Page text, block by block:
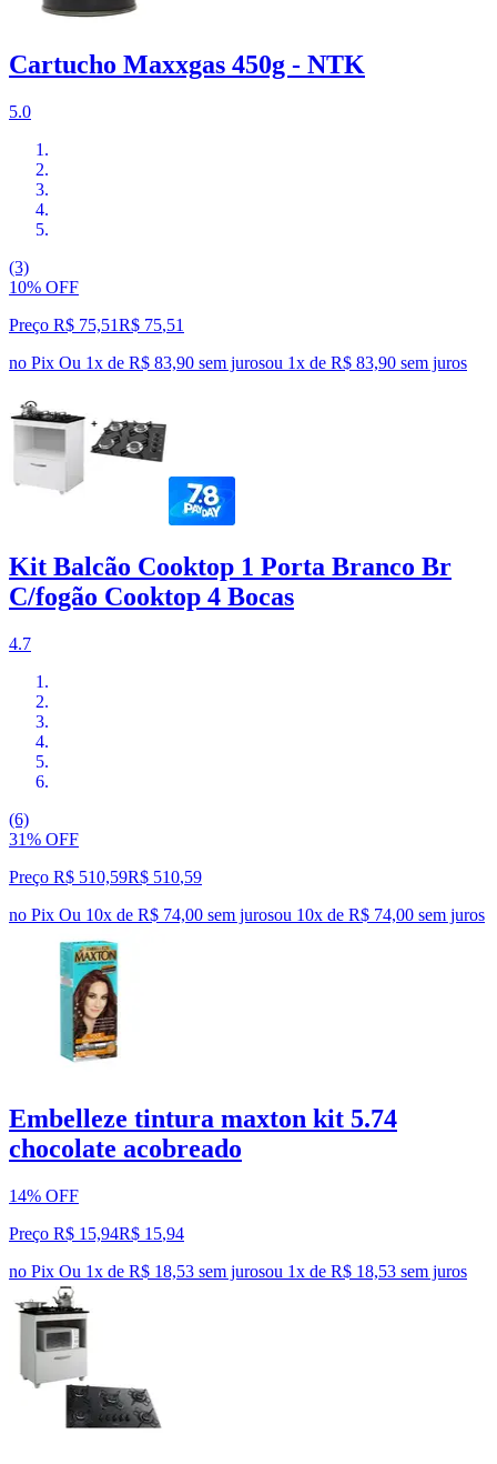
Cartucho Maxxgas 450g - NTK
5.0
(3)
10% OFF
Preço R$ 75,51R$ 75,51
no Pix Ou 1x de R$ 83,90 sem jurosou 1x de R$ 83,90 sem juros
Kit Balcão Cooktop 1 Porta Branco Br
C/fogão Cooktop 4 Bocas
4.7
(6)
31% OFF
Preço R$ 510,59R$ 510,59
no Pix Ou 10x de R$ 74,00 sem jurosou 10x de R$ 74,00 sem juros
Embelleze tintura maxton kit 5.74
chocolate acobreado
14% OFF
Preço R$ 15,94R$ 15,94
no Pix Ou 1x de R$ 18,53 sem jurosou 1x de R$ 18,53 sem juros